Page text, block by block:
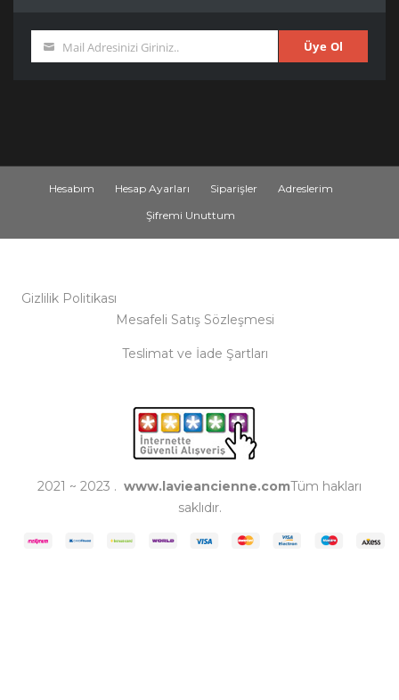
Mail
Mail Adresinizi Giriniz.. Üye Ol
Hesabım Hesap Ayarları Siparişler
Adreslerim
Şifremi Unuttum
Gizlilik Politikası
Mesafeli Satış Sözleşmesi
Teslimat ve İade Şartları
2021 ~ 2023 . www.lavieancienne.comTüm hakları
saklıdır.